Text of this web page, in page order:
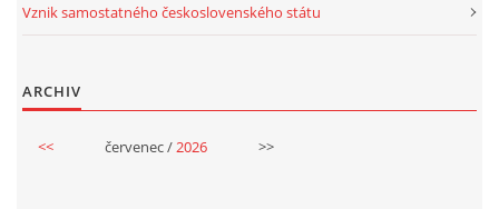
RECENZE NA HRAČKY
MIKULÁŠSKÁ NADÍLKA
VÁNOČNÍ TVOŘENÍ
Vznik samostatného československého státu
ARCHIV
<< červenec /2026 >>